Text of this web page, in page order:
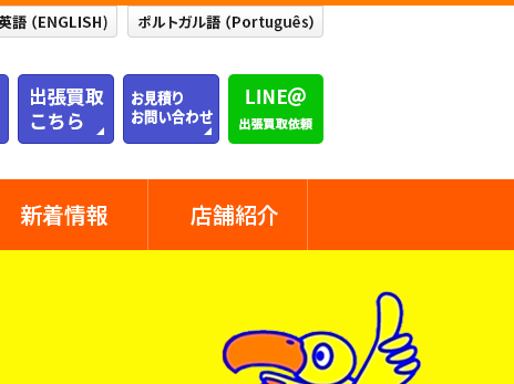
新着情報 店舗紹介